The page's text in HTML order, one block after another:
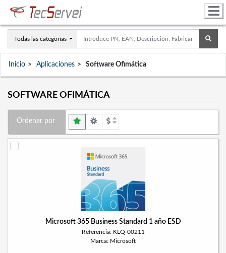
Todas las categorías
Inicio Aplicaciones Software Ofimática
SOFTWARE OFIMÁTICA
Ordenar por
Microsoft 365 Business Standard 1 año ESD
Referencia: KLQ-00211
Marca: Microsoft